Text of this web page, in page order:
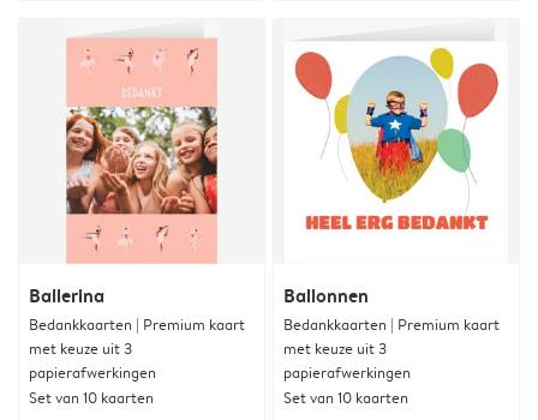
Ballerina
Bedankkaarten | Premium kaart
met keuze uit 3
papierafwerkingen
Set van 10 kaarten
Ballonnen
Bedankkaarten | Premium kaart
met keuze uit 3
papierafwerkingen
Set van 10 kaarten